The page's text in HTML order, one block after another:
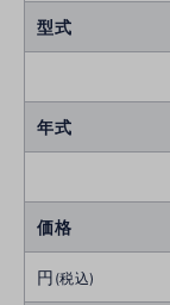
型式
年式
価格
円 (税込)